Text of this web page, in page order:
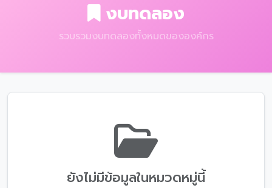
งบทดลอง
รวบรวมงบทดลองทั้งหมดขององค์กร
ยังไม่มีข้อมูลในหมวดหมู่นี้